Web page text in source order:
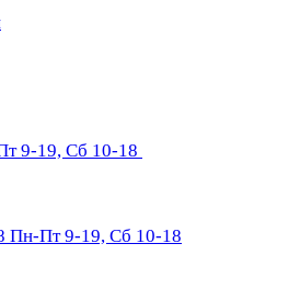
9-19, Сб 10-18
Пн-Пт 9-19, Сб 10-18